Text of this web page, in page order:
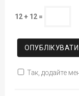
12 + 12 =
Так, додайте